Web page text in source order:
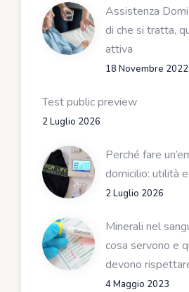
Assistenza
di che si tratta,
attiva
18 Novembre 2022
Test public preview
2 Luglio 2026
Perché fare
domicilio: utilità
2 Luglio 2026
Minerali nel
cosa servono e
devono
4 Maggio 2023